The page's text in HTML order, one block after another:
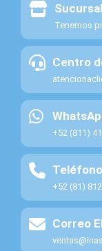
Tenemos
Centro
+52 (811)
Teléfono
+52 (81)
Correo